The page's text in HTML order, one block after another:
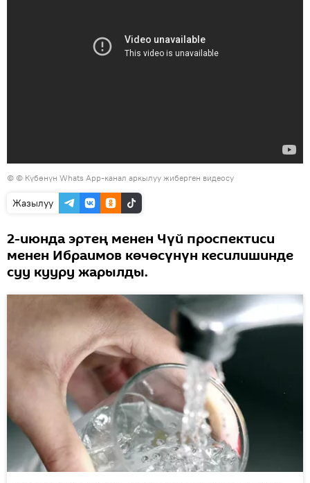
© © Күбөнүн Whats App-канал аркылуу жиберген видеосу
Жазылуу
2-июнда эртең менен Чүй проспектиси
менен Ибраимов көчөсүнүн кесилишинде
суу кууру жарылды.